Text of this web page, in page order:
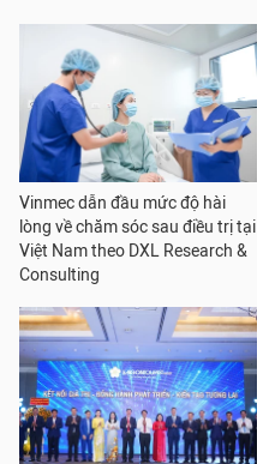
Vinmec dẫn đầu mức độ hài
lòng về chăm sóc sau điều trị tại
Việt Nam theo DXL Research &
Consulting